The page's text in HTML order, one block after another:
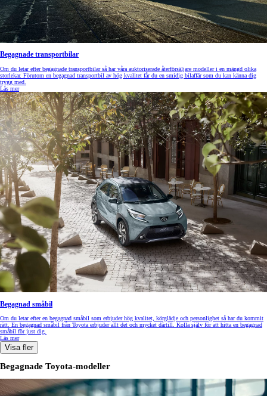
Begagnade transportbilar
Om du letar efter begagnade transportbilar så har våra auktoriserade återförsäljare modeller i en mängd olika
storlekar. Förutom en begagnad transportbil av hög kvalitet får du en smidig bilaffär som du kan känna dig
trygg med.
Läs mer
Begagnad småbil
Om du letar efter en begagnad småbil som erbjuder hög kvalitet, körglädje och personlighet så har du kommit
rätt. En begagnad småbil från Toyota erbjuder allt det och mycket därtill. Kolla själv för att hitta en begagnad
småbil för just dig.
Läs mer
Visa fler
Begagnade Toyota-modeller